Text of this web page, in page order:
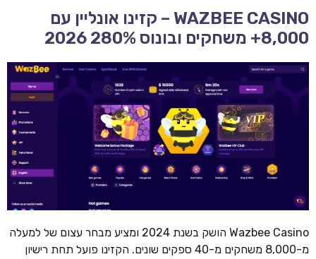
WAZBEE CASINO – קזינו אונליין עם
8,000+ משחקים ובונוס 280% 2026
Wazbee Casino הושק בשנת 2024 ומציע מבחר עצום של למעלה
מ-8,000 משחקים מ-40 ספקים שונים. הקזינו פועל תחת רישיון